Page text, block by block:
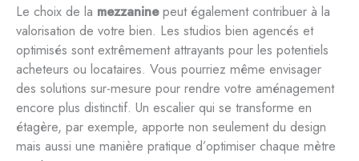
Le choix de la mezzaninepeut également contribuer à la
valorisation de votre bien. Les studios bien agencés et
optimisés sont extrêmement attrayants pour les potentiels
acheteurs ou locataires. Vous pourriez même envisager
des solutions sur-mesure pour rendre votre aménagement
encore plus distinctif. Un escalier qui se transforme en
étagère, par exemple, apporte non seulement du design
mais aussi une manière pratique d’optimiser chaque mètre